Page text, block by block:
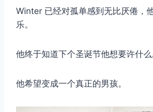
Winter 已经对孤单感到无比厌倦，
乐。
他终于知道下个圣诞节他想要许什么
他希望变成一个真正的男孩。